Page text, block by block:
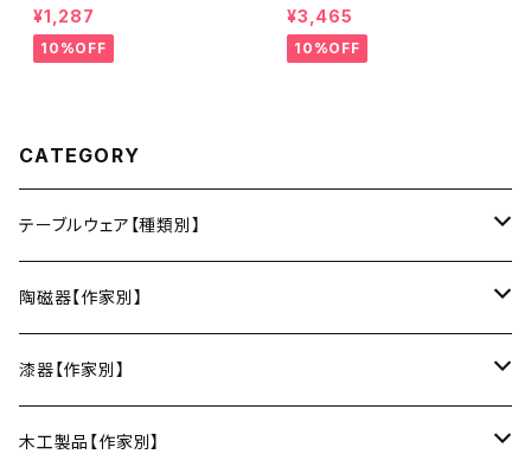
箋 10枚入り【伊予和紙】【愛媛県
四国中央市】【伝統工芸品】【民
藝品】【ギフト プレゼント】【父の
日 お誕生日】
¥1,287
10%OFF
枚入り【伊予和紙】【愛媛県四国
中央市】【伝統工芸品】【民藝品】
【ギフト プレゼント】【父の日 お
誕生日】
¥3,465
10%OFF
CATEGORY
テーブルウェア【種類別】
お皿
豆皿
丸皿
小鉢・中鉢・大鉢
小鉢
ご飯茶碗
陶磁器【作家別】
小春花窯（瀬戸焼／愛知）
HORITSUKE（瀬戸焼／愛知）
漆器【作家別】
中田漆木（香川）
木工製品【作家別】